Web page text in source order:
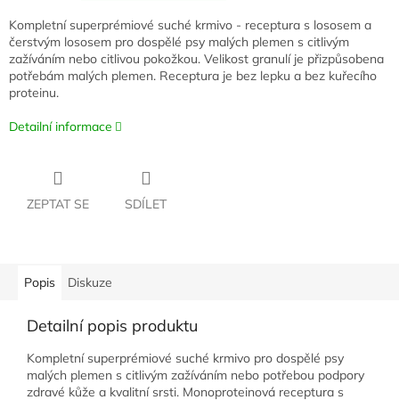
Kompletní superprémiové suché krmivo - receptura s lososem a
čerstvým lososem pro dospělé psy malých plemen s citlivým
zažíváním nebo citlivou pokožkou. Velikost granulí je přizpůsobena
potřebám malých plemen. Receptura je bez lepku a bez kuřecího
proteinu.
Detailní informace
ZEPTAT SE SDÍLET
Popis Diskuze
Detailní popis produktu
Kompletní superprémiové suché krmivo pro dospělé psy
malých plemen s citlivým zažíváním nebo potřebou podpory
zdravé kůže a kvalitní srsti. Monoproteinová receptura s